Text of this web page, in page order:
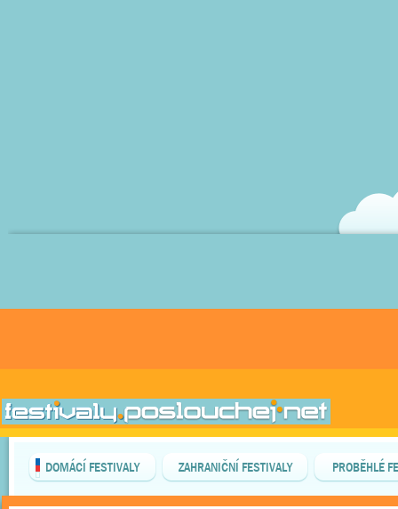
DOMÁCÍ FESTIVALY ZAHRANIČNÍ FESTIVALY PROBĚHLÉ